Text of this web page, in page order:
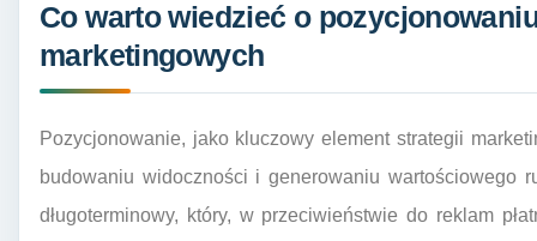
Co warto wiedzieć o
marketingowych
Pozycjonowanie, jako kluczowy element strategii
budowaniu widoczności i generowaniu wartościowego
długoterminowy, który, w przeciwieństwie do reklam